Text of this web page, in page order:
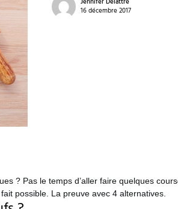
16 décembre 2017
? Pas le temps d’aller faire quelques
possible. La preuve avec 4 alternatives.